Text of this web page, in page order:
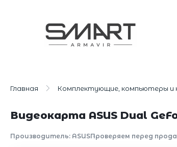
Главная Комплектующие, компьютеры и
Видеокарта ASUS Dual
Производитель: ASUSПроверяем перед